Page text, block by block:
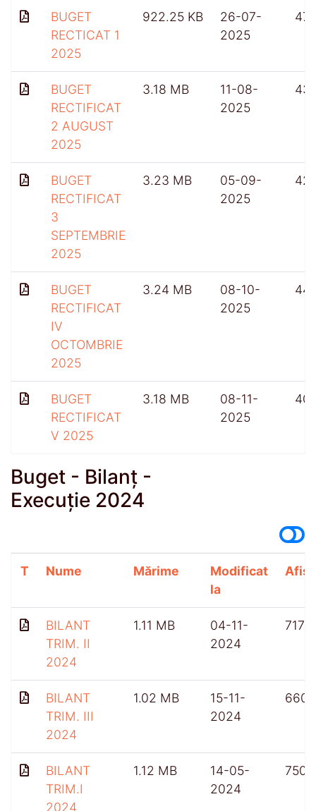
BUGET
RECTICAT 1
2025
922.25 KB
26-07-
2025
BUGET
RECTIFICAT
2 AUGUST
2025
3.18 MB
11-08-
2025
BUGET
RECTIFICAT
3
SEPTEMBRIE
2025
3.23 MB
05-09-
2025
BUGET
RECTIFICAT
IV
OCTOMBRIE
2025
3.24 MB
08-10-
2025
BUGET
RECTIFICAT
V 2025
3.18 MB
08-11-
2025
401
Buget - Bilanț -
Execuție 2024
T Nume Mărime
Modificat
la
BILANT
TRIM. II
2024
1.11 MB
04-11-
2024
717
BILANT
TRIM. III
2024
1.02 MB
15-11-
2024
660
BILANT
TRIM.I
2024
1.12 MB
14-05-
2024
750